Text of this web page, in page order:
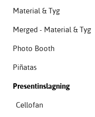
Material & Tyg
Merged - Material & Tyg
Photo Booth
Piñatas
Presentinslagning
Cellofan